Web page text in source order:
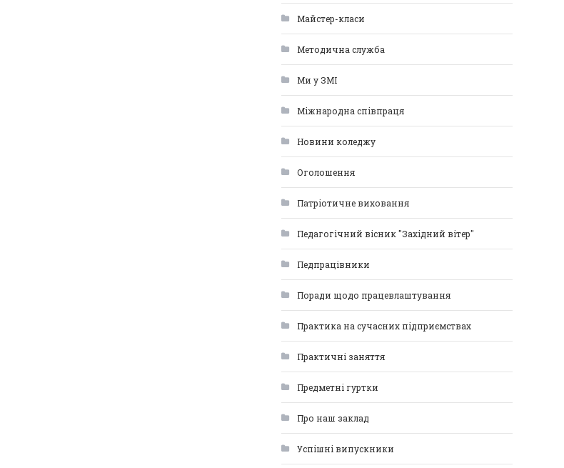
Майстер-класи
Методична служба
Ми у ЗМІ
Міжнародна співпраця
Новини коледжу
Оголошення
Патріотичне виховання
Педагогічний вісник "Західний вітер"
Педпрацівники
Поради щодо працевлаштування
Практика на сучасних підприємствах
Практичні заняття
Предметні гуртки
Про наш заклад
Успішні випускники